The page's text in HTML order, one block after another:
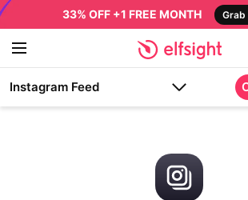
33% OFF +1 FREE MONTH Grab
Instagram Feed